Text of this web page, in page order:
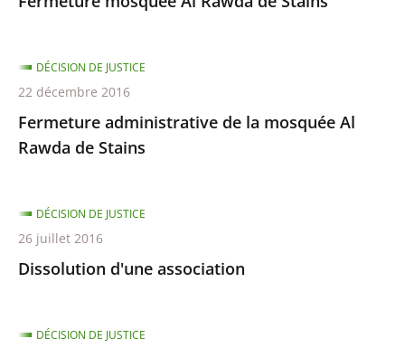
Fermeture administrative de la mosquée Al
Rawda de Stains
DÉCISION DE JUSTICE
22 décembre 2016
Dissolution d'une association
DÉCISION DE JUSTICE
26 juillet 2016
DÉCISION DE JUSTICE